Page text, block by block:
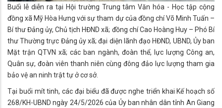
Buổi lễ diễn ra tại Hội trường Trung tâm Văn hóa - Học tập cộng
đồng xã Mỹ Hòa Hưng với sự tham dự của đồng chí Võ Minh Tuấn –
Bí thư Đảng ủy, Chủ tịch HĐND xã; đồng chí Cao Hoàng Huy – Phó Bí
thư Thường trực Đảng ủy xã; đại diện lãnh đạo HĐND, UBND, Ủy ban
Mặt trận QTVN xã; các ban ngành, đoàn thể, lực lượng Công an,
Quân sự, đoàn viên thanh niên cùng đông đảo lực lượng tham gia
bảo vệ an ninh trật tự ở cơ sở.
Tại buổi mít tinh, các đại biểu đã được nghe triển khai Kế hoạch số
268/KH-UBND ngày 24/5/2026 của Ủy ban nhân dân tỉnh An Giang